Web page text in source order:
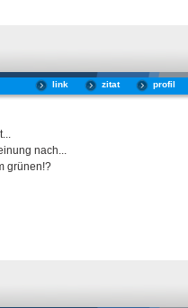
profil
zitat
link
nach...
grünen!?